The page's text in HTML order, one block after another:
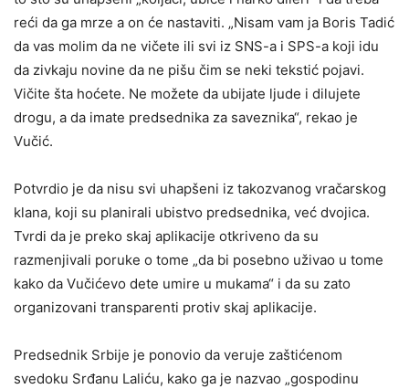
reći da ga mrze a on će nastaviti. „Nisam vam ja Boris Tadić
da vas molim da ne vičete ili svi iz SNS-a i SPS-a koji idu
da zivkaju novine da ne pišu čim se neki tekstić pojavi.
Vičite šta hoćete. Ne možete da ubijate ljude i dilujete
drogu, a da imate predsednika za saveznika“, rekao je
Vučić.
Potvrdio je da nisu svi uhapšeni iz takozvanog vračarskog
klana, koji su planirali ubistvo predsednika, već dvojica.
Tvrdi da je preko skaj aplikacije otkriveno da su
razmenjivali poruke o tome „da bi posebno uživao u tome
kako da Vučićevo dete umire u mukama“ i da su zato
organizovani transparenti protiv skaj aplikacije.
Predsednik Srbije je ponovio da veruje zaštićenom
svedoku Srđanu Laliću, kako ga je nazvao „gospodinu